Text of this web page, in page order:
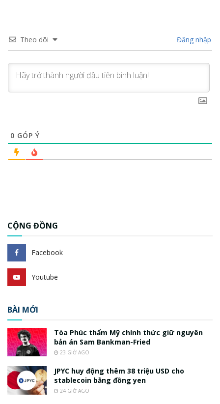
Theo dõi Đăng nhập
0 GÓP Ý
CỘNG ĐỒNG
Facebook
Youtube
BÀI MỚI
Tòa Phúc thẩm Mỹ chính thức giữ nguyên
bản án Sam Bankman-Fried
23 GIỜ AGO
JPYC huy động thêm 38 triệu USD cho
stablecoin bằng đồng yen
24 GIỜ AGO